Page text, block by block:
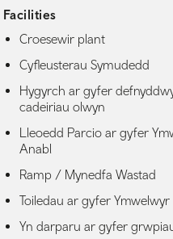
Facilities
Croesewir plant
Cyfleusterau Symudedd
Hygyrch ar gyfer
cadeiriau olwyn
Lleoedd Parcio ar gyfer
Anabl
Ramp / Mynedfa Wastad
Toiledau ar gyfer
Yn darparu ar gyfer